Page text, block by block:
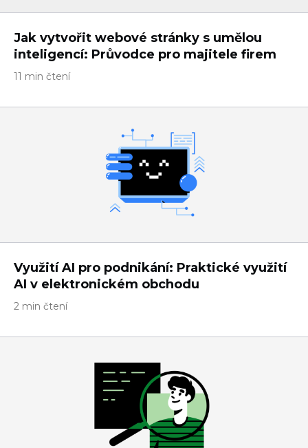
Jak vytvořit webové stránky s umělou
inteligencí: Průvodce pro majitele firem
11 min čtení
Využití AI pro podnikání: Praktické využití
AI v elektronickém obchodu
2 min čtení